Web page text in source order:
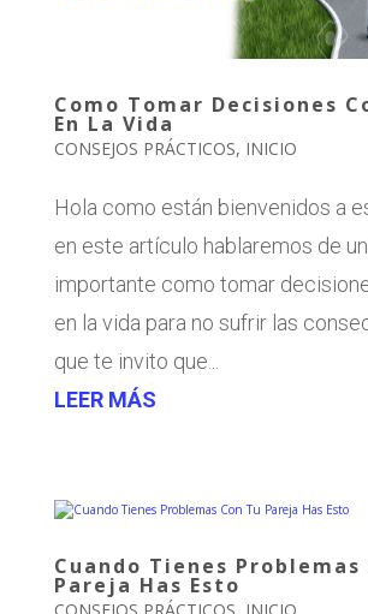
Como Tomar Decisiones
En La Vida
CONSEJOS PRÁCTICOS, INICIO
Hola como están bienvenidos a
en este artículo hablaremos de
importante como tomar
en la vida para no sufrir las
que te invito que...
LEER MÁS
Cuando Tienes Problemas
Pareja Has Esto